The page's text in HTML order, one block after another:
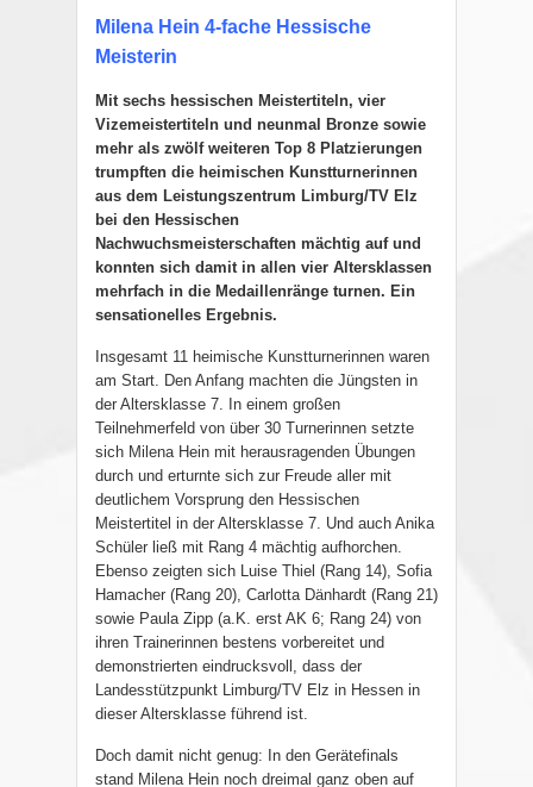
Milena Hein 4-fache Hessische
Meisterin
Mit sechs hessischen Meistertiteln, vier
Vizemeistertiteln und neunmal Bronze sowie
mehr als zwölf weiteren Top 8 Platzierungen
trumpften die heimischen Kunstturnerinnen
aus dem Leistungszentrum Limburg/TV Elz
bei den Hessischen
Nachwuchsmeisterschaften mächtig auf und
konnten sich damit in allen vier Altersklassen
mehrfach in die Medaillenränge turnen. Ein
sensationelles Ergebnis.
Insgesamt 11 heimische Kunstturnerinnen waren
am Start. Den Anfang machten die Jüngsten in
der Altersklasse 7. In einem großen
Teilnehmerfeld von über 30 Turnerinnen setzte
sich Milena Hein mit herausragenden Übungen
durch und erturnte sich zur Freude aller mit
deutlichem Vorsprung den Hessischen
Meistertitel in der Altersklasse 7. Und auch Anika
Schüler ließ mit Rang 4 mächtig aufhorchen.
Ebenso zeigten sich Luise Thiel (Rang 14), Sofia
Hamacher (Rang 20), Carlotta Dänhardt (Rang 21)
sowie Paula Zipp (a.K. erst AK 6; Rang 24) von
ihren Trainerinnen bestens vorbereitet und
demonstrierten eindrucksvoll, dass der
Landesstützpunkt Limburg/TV Elz in Hessen in
dieser Altersklasse führend ist.
Doch damit nicht genug: In den Gerätefinals
stand Milena Hein noch dreimal ganz oben auf